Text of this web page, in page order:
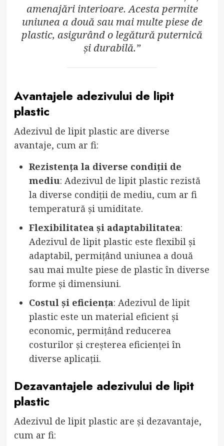
amenajări interioare. Acesta permite
uniunea a două sau mai multe piese de
plastic, asigurând o legătură puternică
și durabilă.”
Avantajele adezivului de lipit
plastic
Adezivul de lipit plastic are diverse
avantaje, cum ar fi:
Rezistența la diverse condiții de
mediu: Adezivul de lipit plastic rezistă
la diverse condiții de mediu, cum ar fi
temperatură și umiditate.
Flexibilitatea și adaptabilitatea:
Adezivul de lipit plastic este flexibil și
adaptabil, permițând uniunea a două
sau mai multe piese de plastic în diverse
forme și dimensiuni.
Costul și eficiența: Adezivul de lipit
plastic este un material eficient și
economic, permițând reducerea
costurilor și creșterea eficienței în
diverse aplicații.
Dezavantajele adezivului de lipit
plastic
Adezivul de lipit plastic are și dezavantaje,
cum ar fi: